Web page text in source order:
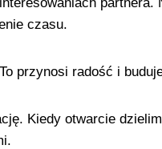
czasu.
przynosi radość i
Kiedy otwarcie